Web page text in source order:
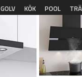
GOLV KÖK POOL